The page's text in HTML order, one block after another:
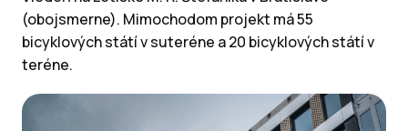
(obojsmerne). Mimochodom projekt má 55
bicyklových státí v suteréne a 20 bicyklových státí v
teréne.